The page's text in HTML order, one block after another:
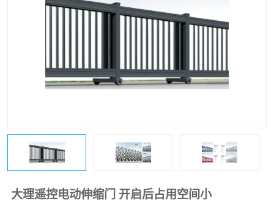
大理遥控电动伸缩门 开启后占用空间小
小门系列 伸缩门